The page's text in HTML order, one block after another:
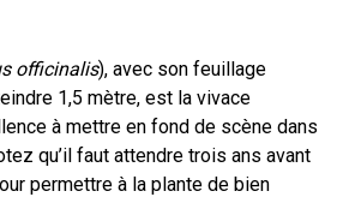
officinalis), avec son feuillage
1,5 mètre, est la vivace
à mettre en fond de scène dans
qu’il faut attendre trois ans avant
permettre à la plante de bien